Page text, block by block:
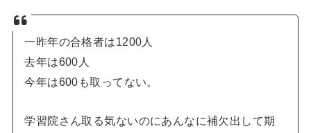
一昨年の合格者は1200人
去年は600人
今年は600も取ってない。
学習院さん取る気ないのにあんなに補欠出して期